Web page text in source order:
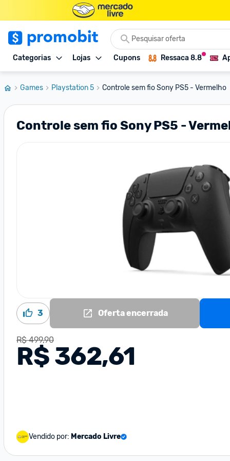
Categorias Lojas Cupons Ressaca 8.8
Games Playstation 5 Controle sem fio Sony PS5 - Vermelho
Controle sem fio Sony PS5 -
3 Oferta encerrada
R$ 499,90
R$ 362,61
Vendido por: Mercado Livre